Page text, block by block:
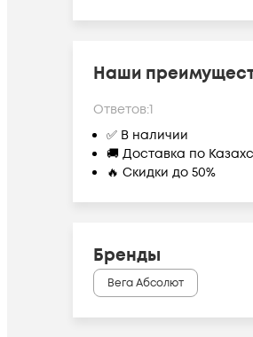
Наши
Ответов:1
✅ В наличии
🚚 Доставка по
🔥 Скидки до 50%
Бренды
Вега Абсолют